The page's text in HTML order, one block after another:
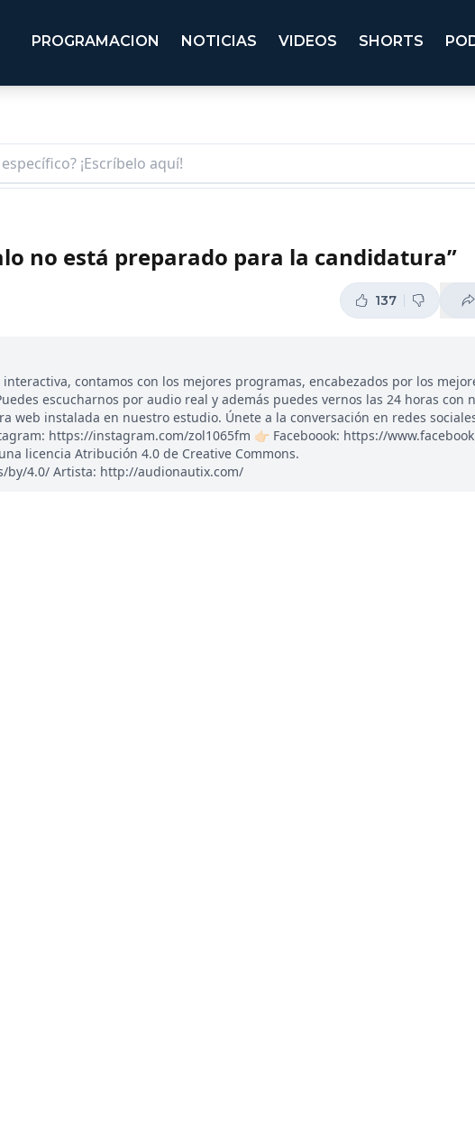
PROGRAMACION NOTICIAS VIDEOS SHORTS
no está preparado para la candidatura”
137
contamos con los mejores programas, encabezados por los
escucharnos por audio real y además puedes vernos las 24 horas con
web instalada en nuestro estudio. Únete a la conversación en redes sociales:
https://instagram.com/zol1065fm 👉🏻 Faceboook: https://
licencia Atribución 4.0 de Creative Commons.
by/4.0/ Artista: http://audionautix.com/